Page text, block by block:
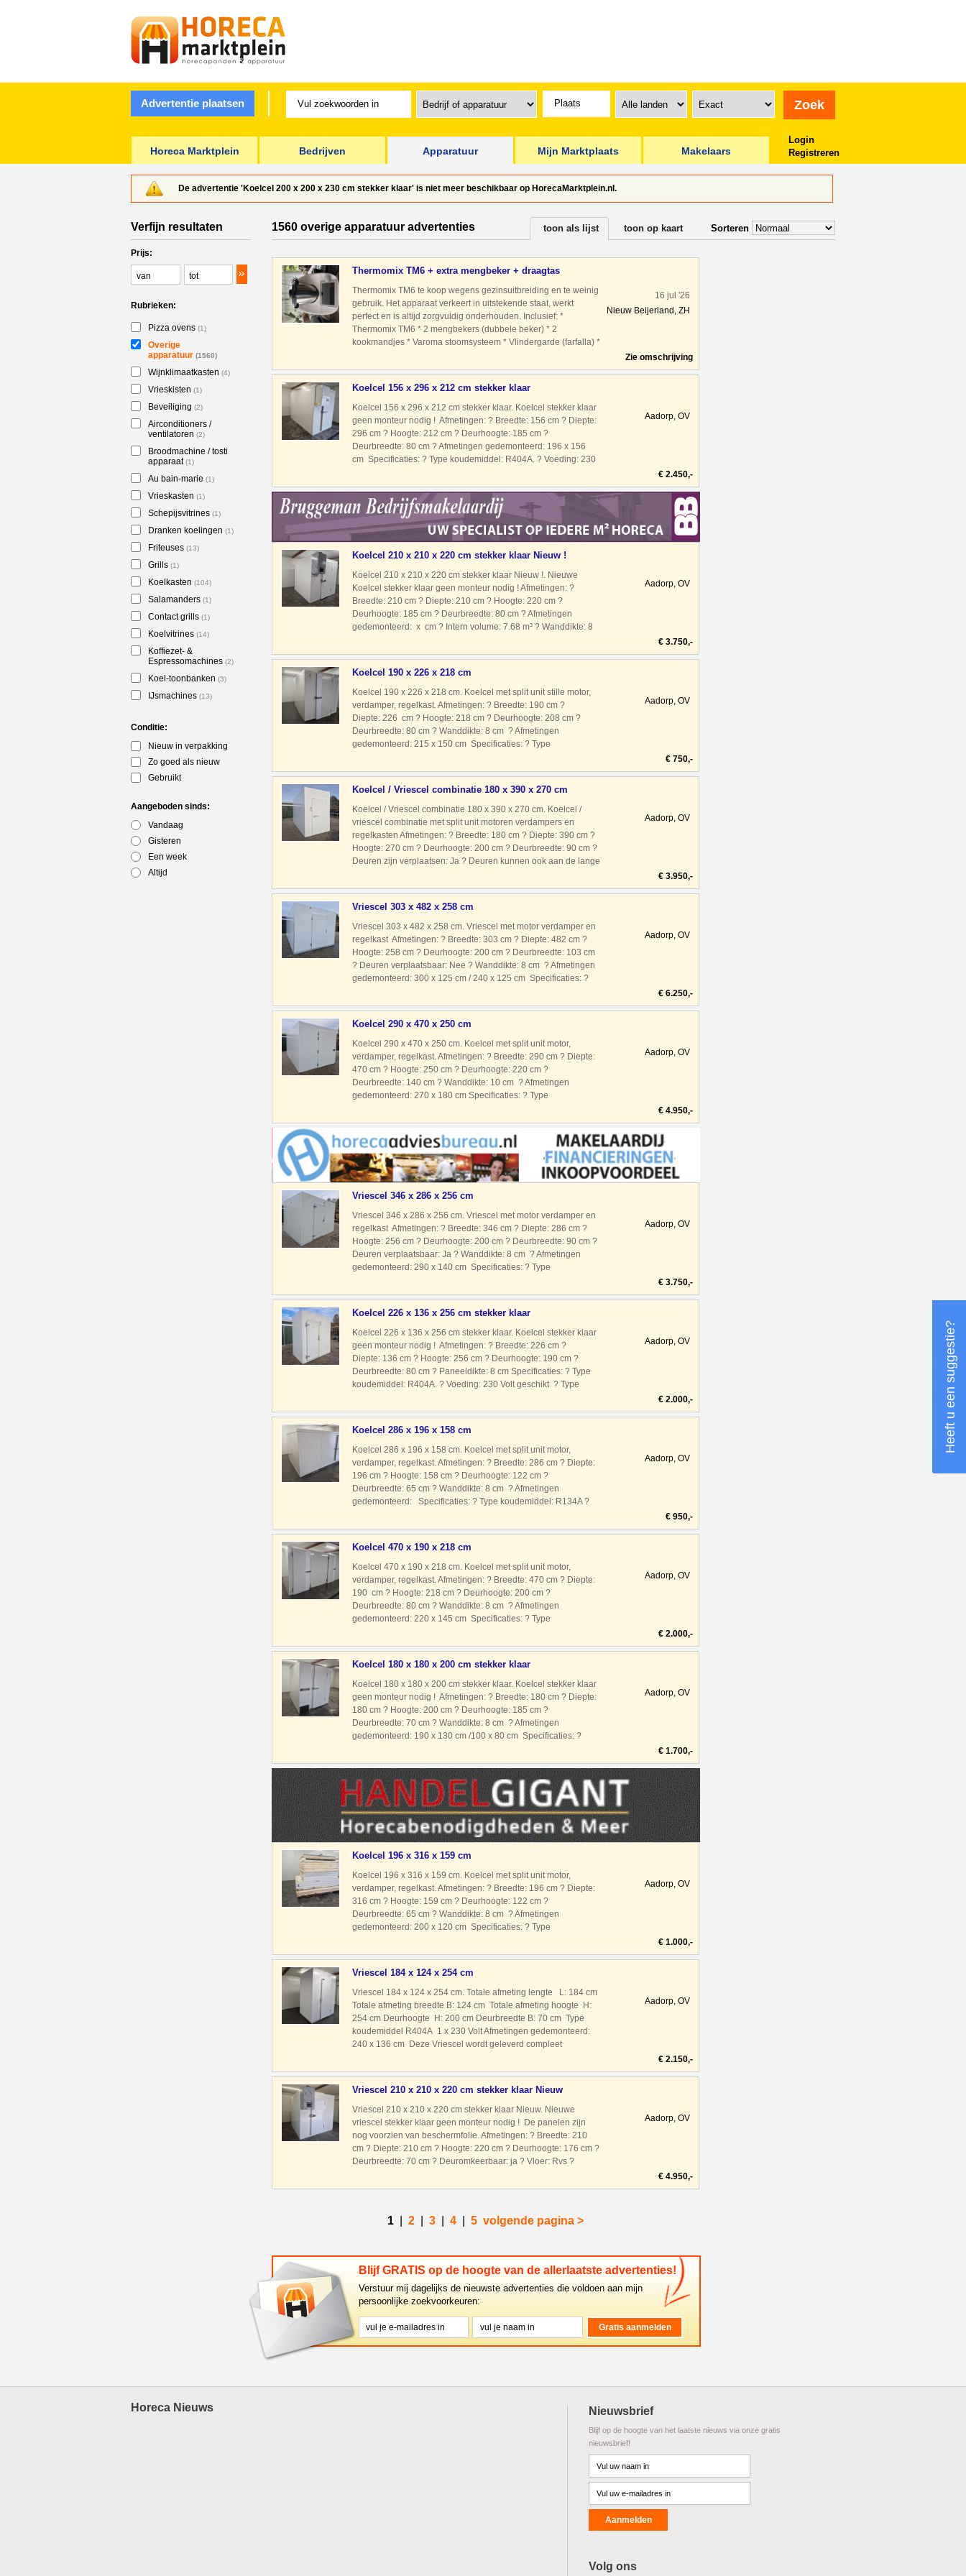
Advertentie plaatsen
Horeca Marktplein Bedrijven Apparatuur Mijn Marktplaats Makelaars
Login
Registreren
De advertentie 'Koelcel 200 x 200 x 230 cm stekker klaar' is niet meer beschikbaar op HorecaMarktplein.nl.
Verfijn resultaten
Prijs:
Rubrieken:
Pizza ovens (1)
Overige
apparatuur (1560)
Wijnklimaatkasten (4)
Vrieskisten (1)
Beveiliging (2)
Airconditioners /
ventilatoren (2)
Broodmachine / tosti
apparaat(1)
Au bain-marie (1)
Vrieskasten (1)
Schepijsvitrines (1)
Dranken koelingen (1)
Friteuses (13)
Grills (1)
Koelkasten (104)
Salamanders (1)
Contact grills (1)
Koelvitrines (14)
Koffiezet- &
Espressomachines (2)
Koel-toonbanken (3)
IJsmachines (13)
Conditie:
Nieuw in verpakking
Zo goed als nieuw
Gebruikt
Aangeboden sinds:
Vandaag
Gisteren
Een week
Altijd
1560 overige apparatuur advertenties Sorteren
toon als lijst toon op kaart
Thermomix TM6 + extra mengbeker + draagtas
Thermomix TM6 te koop wegens gezinsuitbreiding en te weinig
gebruik. Het apparaat verkeert in uitstekende staat, werkt
perfect en is altijd zorgvuldig onderhouden. Inclusief: *
Thermomix TM6 * 2 mengbekers (dubbele beker) * 2
kookmandjes * Varoma stoomsysteem * Vlindergarde (farfalla) *
16 jul '26
Nieuw Beijerland, ZH
Zie omschrijving
Koelcel 156 x 296 x 212 cm stekker klaar
Koelcel 156 x 296 x 212 cm stekker klaar. Koelcel stekker klaar
geen monteur nodig ! Afmetingen: ? Breedte: 156 cm ? Diepte:
296 cm ? Hoogte: 212 cm ? Deurhoogte: 185 cm ?
Deurbreedte: 80 cm ? Afmetingen gedemonteerd: 196 x 156
cm Specificaties: ? Type koudemiddel: R404A. ? Voeding: 230
Aadorp, OV
€ 2.450,-
Koelcel 210 x 210 x 220 cm stekker klaar Nieuw !
Koelcel 210 x 210 x 220 cm stekker klaar Nieuw !. Nieuwe
Koelcel stekker klaar geen monteur nodig ! Afmetingen: ?
Breedte: 210 cm ? Diepte: 210 cm ? Hoogte: 220 cm ?
Deurhoogte: 185 cm ? Deurbreedte: 80 cm ? Afmetingen
gedemonteerd: x cm ? Intern volume: 7.68 m³ ? Wanddikte: 8
Klimaat
Aadorp, OV
€ 3.750,-
Koelcel 190 x 226 x 218 cm
Koelcel 190 x 226 x 218 cm. Koelcel met split unit stille motor,
verdamper, regelkast. Afmetingen: ? Breedte: 190 cm ?
Diepte: 226 cm ? Hoogte: 218 cm ? Deurhoogte: 208 cm ?
Deurbreedte: 80 cm ? Wanddikte: 8 cm ? Afmetingen
gedemonteerd: 215 x 150 cm Specificaties: ? Type
unit met still
Aadorp, OV
€ 750,-
Koelcel / Vriescel combinatie 180 x 390 x 270 cm
Koelcel / Vriescel combinatie 180 x 390 x 270 cm. Koelcel /
vriescel combinatie met split unit motoren verdampers en
regelkasten Afmetingen: ? Breedte: 180 cm ? Diepte: 390 cm ?
Hoogte: 270 cm ? Deurhoogte: 200 cm ? Deurbreedte: 90 cm ?
Deuren zijn verplaatsen: Ja ? Deuren kunnen ook aan de lange
Aadorp, OV
€ 3.950,-
Vriescel 303 x 482 x 258 cm
Vriescel 303 x 482 x 258 cm. Vriescel met motor verdamper en
regelkast Afmetingen: ? Breedte: 303 cm ? Diepte: 482 cm ?
Hoogte: 258 cm ? Deurhoogte: 200 cm ? Deurbreedte: 103 cm
? Deuren verplaatsbaar: Nee ? Wanddikte: 8 cm ? Afmetingen
gedemonteerd: 300 x 125 cm / 240 x 125 cm Specificaties: ?
Aadorp, OV
€ 6.250,-
Koelcel 290 x 470 x 250 cm
Koelcel 290 x 470 x 250 cm. Koelcel met split unit motor,
verdamper, regelkast. Afmetingen: ? Breedte: 290 cm ? Diepte:
470 cm ? Hoogte: 250 cm ? Deurhoogte: 220 cm ?
Deurbreedte: 140 cm ? Wanddikte: 10 cm ? Afmetingen
gedemonteerd: 270 x 180 cm Specificaties: ? Type
unit met motor verda
Aadorp, OV
€ 4.950,-
Vriescel 346 x 286 x 256 cm
Vriescel 346 x 286 x 256 cm. Vriescel met motor verdamper en
regelkast Afmetingen: ? Breedte: 346 cm ? Diepte: 286 cm ?
Hoogte: 256 cm ? Deurhoogte: 200 cm ? Deurbreedte: 90 cm ?
Deuren verplaatsbaar: Ja ? Wanddikte: 8 cm ? Afmetingen
gedemonteerd: 290 x 140 cm Specificaties: ? Type
uni
Aadorp, OV
€ 3.750,-
Koelcel 226 x 136 x 256 cm stekker klaar
Koelcel 226 x 136 x 256 cm stekker klaar. Koelcel stekker klaar
geen monteur nodig ! Afmetingen: ? Breedte: 226 cm ?
Diepte: 136 cm ? Hoogte: 256 cm ? Deurhoogte: 190 cm ?
Deurbreedte: 80 cm ? Paneeldikte: 8 cm Specificaties: ? Type
koudemiddel: R404A. ? Voeding: 230 Volt geschikt ? Type
Aadorp, OV
€ 2.000,-
Koelcel 286 x 196 x 158 cm
Koelcel 286 x 196 x 158 cm. Koelcel met split unit motor,
verdamper, regelkast. Afmetingen: ? Breedte: 286 cm ? Diepte:
196 cm ? Hoogte: 158 cm ? Deurhoogte: 122 cm ?
Deurbreedte: 65 cm ? Wanddikte: 8 cm ? Afmetingen
gedemonteerd: Specificaties: ? Type koudemiddel: R134A ?
verdamper en regel
Aadorp, OV
€ 950,-
Koelcel 470 x 190 x 218 cm
Koelcel 470 x 190 x 218 cm. Koelcel met split unit motor,
verdamper, regelkast. Afmetingen: ? Breedte: 470 cm ? Diepte:
190 cm ? Hoogte: 218 cm ? Deurhoogte: 200 cm ?
Deurbreedte: 80 cm ? Wanddikte: 8 cm ? Afmetingen
gedemonteerd: 220 x 145 cm Specificaties: ? Type
unit met motor verdam
Aadorp, OV
€ 2.000,-
Koelcel 180 x 180 x 200 cm stekker klaar
Koelcel 180 x 180 x 200 cm stekker klaar. Koelcel stekker klaar
geen monteur nodig ! Afmetingen: ? Breedte: 180 cm ? Diepte:
180 cm ? Hoogte: 200 cm ? Deurhoogte: 185 cm ?
Deurbreedte: 70 cm ? Wanddikte: 8 cm ? Afmetingen
gedemonteerd: 190 x 130 cm /100 x 80 cm Specificaties: ?
motor: Stekkerk
Aadorp, OV
€ 1.700,-
Koelcel 196 x 316 x 159 cm
Koelcel 196 x 316 x 159 cm. Koelcel met split unit motor,
verdamper, regelkast. Afmetingen: ? Breedte: 196 cm ? Diepte:
316 cm ? Hoogte: 159 cm ? Deurhoogte: 122 cm ?
Deurbreedte: 65 cm ? Wanddikte: 8 cm ? Afmetingen
gedemonteerd: 200 x 120 cm Specificaties: ? Type
unit met motor verdam
Aadorp, OV
€ 1.000,-
Vriescel 184 x 124 x 254 cm
Vriescel 184 x 124 x 254 cm. Totale afmeting lengte L: 184 cm
Totale afmeting breedte B: 124 cm Totale afmeting hoogte H:
254 cm Deurhoogte H: 200 cm Deurbreedte B: 70 cm Type
koudemiddel R404A 1 x 230 Volt Afmetingen gedemonteerd:
240 x 136 cm Deze Vriescel wordt geleverd compleet
Aadorp, OV
€ 2.150,-
Vriescel 210 x 210 x 220 cm stekker klaar Nieuw
Vriescel 210 x 210 x 220 cm stekker klaar Nieuw. Nieuwe
vriescel stekker klaar geen monteur nodig ! De panelen zijn
nog voorzien van beschermfolie. Afmetingen: ? Breedte: 210
cm ? Diepte: 210 cm ? Hoogte: 220 cm ? Deurhoogte: 176 cm ?
Deurbreedte: 70 cm ? Deuromkeerbaar: ja ? Vloer: Rvs ?
Aadorp, OV
€ 4.950,-
1 2 3 4 5 volgende pagina >
Blijf GRATIS op de hoogte van de allerlaatste advertenties!
Verstuur mij dagelijks de nieuwste advertenties die voldoen aan mijn
persoonlijke zoekvoorkeuren:
Horeca Nieuws Nieuwsbrief
Blijf op de hoogte van het laatste nieuws via onze gratis
nieuwsbrief!
Volg ons
Heeft u een suggestie?